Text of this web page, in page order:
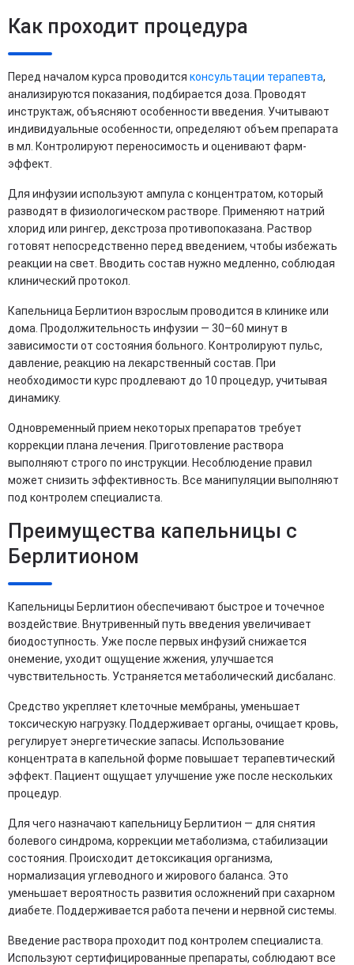
Как проходит процедура
Перед началом курса проводится консультации терапевта,
анализируются показания, подбирается доза. Проводят
инструктаж, объясняют особенности введения. Учитывают
индивидуальные особенности, определяют объем препарата
в мл. Контролируют переносимость и оценивают фарм-
эффект.
Для инфузии используют ампула с концентратом, который
разводят в физиологическом растворе. Применяют натрий
хлорид или рингер, декстроза противопоказана. Раствор
готовят непосредственно перед введением, чтобы избежать
реакции на свет. Вводить состав нужно медленно, соблюдая
клинический протокол.
Капельница Берлитион взрослым проводится в клинике или
дома. Продолжительность инфузии — 30–60 минут в
зависимости от состояния больного. Контролируют пульс,
давление, реакцию на лекарственный состав. При
необходимости курс продлевают до 10 процедур, учитывая
динамику.
Одновременный прием некоторых препаратов требует
коррекции плана лечения. Приготовление раствора
выполняют строго по инструкции. Несоблюдение правил
может снизить эффективность. Все манипуляции выполняют
под контролем специалиста.
Преимущества капельницы с
Берлитионом
Капельницы Берлитион обеспечивают быстрое и точечное
воздействие. Внутривенный путь введения увеличивает
биодоступность. Уже после первых инфузий снижается
онемение, уходит ощущение жжения, улучшается
чувствительность. Устраняется метаболический дисбаланс.
Средство укрепляет клеточные мембраны, уменьшает
токсическую нагрузку. Поддерживает органы, очищает кровь,
регулирует энергетические запасы. Использование
концентрата в капельной форме повышает терапевтический
эффект. Пациент ощущает улучшение уже после нескольких
процедур.
Для чего назначают капельницу Берлитион — для снятия
болевого синдрома, коррекции метаболизма, стабилизации
состояния. Происходит детоксикация организма,
нормализация углеводного и жирового баланса. Это
уменьшает вероятность развития осложнений при сахарном
диабете. Поддерживается работа печени и нервной системы.
Введение раствора проходит под контролем специалиста.
Используют сертифицированные препараты, соблюдают все